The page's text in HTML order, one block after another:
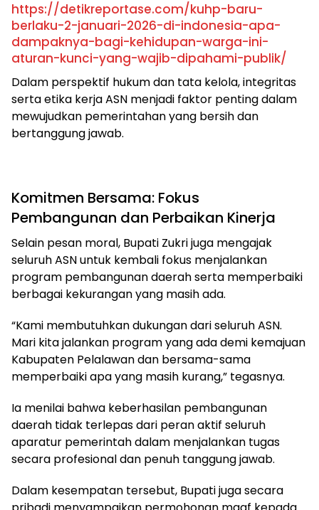
https://detikreportase.com/kuhp-baru-
berlaku-2-januari-2026-di-indonesia-apa-
dampaknya-bagi-kehidupan-warga-ini-
aturan-kunci-yang-wajib-dipahami-publik/
Dalam perspektif hukum dan tata kelola, integritas
serta etika kerja ASN menjadi faktor penting dalam
mewujudkan pemerintahan yang bersih dan
bertanggung jawab.
Komitmen Bersama: Fokus
Pembangunan dan Perbaikan Kinerja
Selain pesan moral, Bupati Zukri juga mengajak
seluruh ASN untuk kembali fokus menjalankan
program pembangunan daerah serta memperbaiki
berbagai kekurangan yang masih ada.
“Kami membutuhkan dukungan dari seluruh ASN.
Mari kita jalankan program yang ada demi kemajuan
Kabupaten Pelalawan dan bersama-sama
memperbaiki apa yang masih kurang,” tegasnya.
Ia menilai bahwa keberhasilan pembangunan
daerah tidak terlepas dari peran aktif seluruh
aparatur pemerintah dalam menjalankan tugas
secara profesional dan penuh tanggung jawab.
Dalam kesempatan tersebut, Bupati juga secara